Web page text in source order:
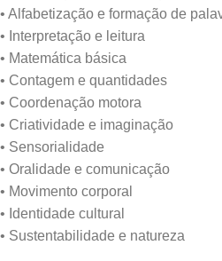
• Alfabetização e formação de
• Interpretação e leitura
• Matemática básica
• Contagem e quantidades
• Coordenação motora
• Criatividade e imaginação
• Sensorialidade
• Oralidade e comunicação
• Movimento corporal
• Identidade cultural
• Sustentabilidade e natureza